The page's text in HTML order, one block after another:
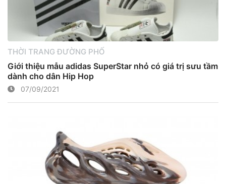
THỜI TRANG ĐƯỜNG PHỐ
Giới thiệu mẫu adidas SuperStar nhỏ có giá trị sưu tầm
dành cho dân Hip Hop
07/09/2021